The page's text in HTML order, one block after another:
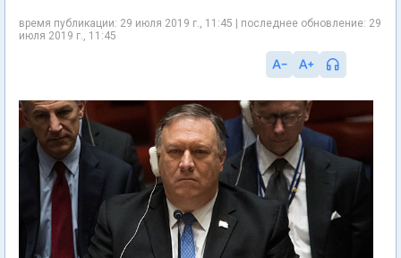
время публикации: 29 июля 2019 г., 11:45 | последнее обновление: 29
июля 2019 г., 11:45